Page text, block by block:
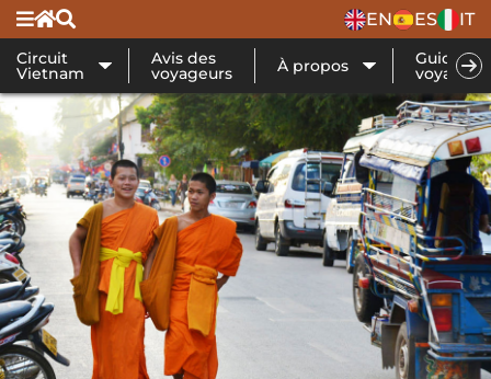
EN ES IT
Circuit
Vietnam
Avis des
voyageurs À propos Guide de
voyage